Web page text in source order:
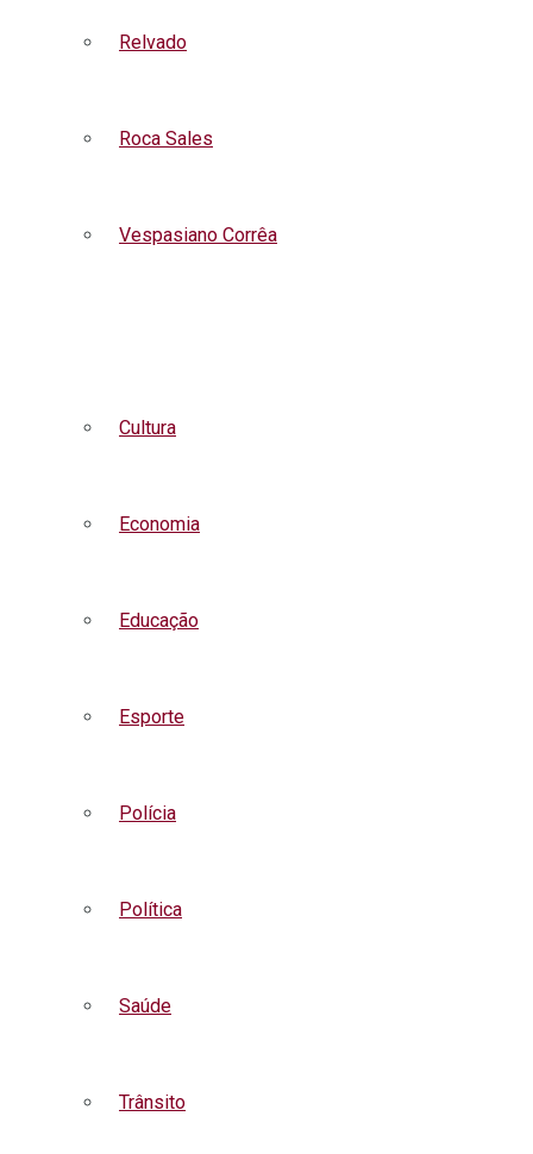
Relvado
Roca Sales
Vespasiano Corrêa
Cultura
Economia
Educação
Esporte
Polícia
Política
Saúde
Trânsito